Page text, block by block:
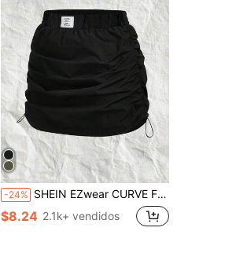
-24% SHEIN EZwear CURVE Falda elástica con cordón y aplicación tejida negra para mujer de talla grande, Día de San Valentín
$8.24 2.1k+ vendidos